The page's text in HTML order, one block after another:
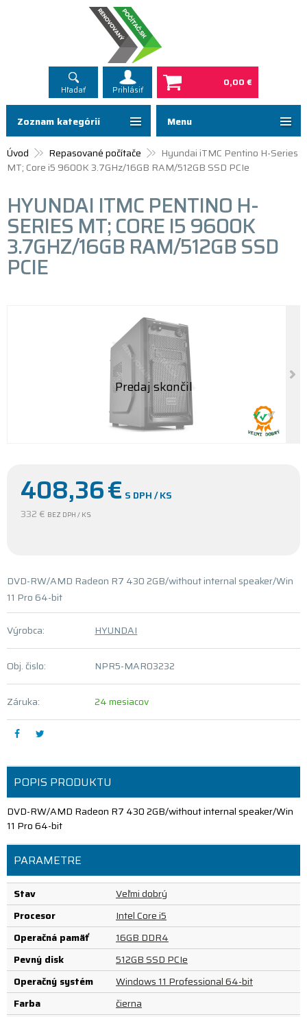
Hľadať Prihlásiť
0,00 €
Menu
Úvod Repasované počítače
Hyundai iTMC Pentino H-Series
MT; Core i5 9600K 3.7GHz/16GB RAM/512GB SSD PCIe
HYUNDAI ITMC PENTINO H-
SERIES MT; CORE I5 9600K
3.7GHZ/16GB RAM/512GB SSD
PCIE
408,36€ S DPH / KS
332 € BEZ DPH / KS
DVD-RW/AMD Radeon R7 430 2GB/without internal speaker/Win
11 Pro 64-bit
Výrobca: HYUNDAI
Obj. čislo: NPR5-MAR03232
Záruka: 24 mesiacov
POPIS PRODUKTU
DVD-RW/AMD Radeon R7 430 2GB/without internal speaker/Win
11 Pro 64-bit
PARAMETRE
Stav
Veľmi dobrý
Procesor
Intel Core i5
Operačná pamäť
16GB DDR4
Pevný disk
512GB SSD PCIe
Operačný systém
Windows 11 Professional 64-bit
Farba
čierna
Zoznam kategórií